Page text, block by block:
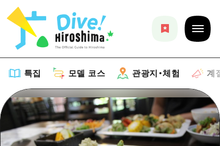
특집 모델 코스 관광지・체험 계
특집
목록
모델 코스